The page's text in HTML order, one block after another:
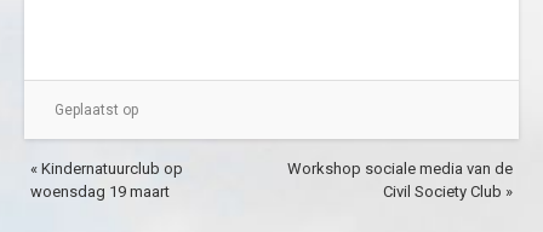
Geplaatst op
« Kindernatuurclub op
woensdag 19 maart
Workshop sociale media van de
Civil Society Club »